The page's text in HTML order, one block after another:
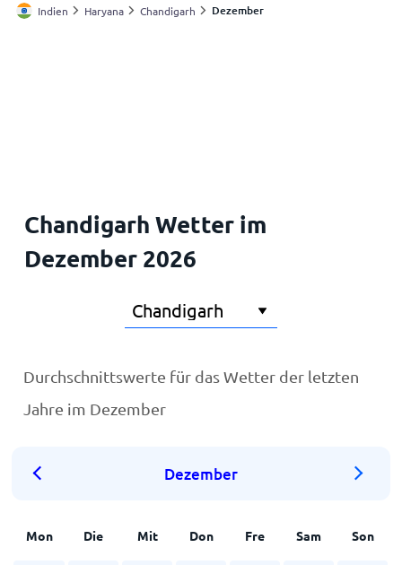
Deutschland
Indien Haryana Chandigarh Dezember
Chandigarh Wetter im
Dezember 2026
Durchschnittswerte für das Wetter der letzten
Jahre im Dezember
Dezember
Mon Die Mit Don Fre Sam Son